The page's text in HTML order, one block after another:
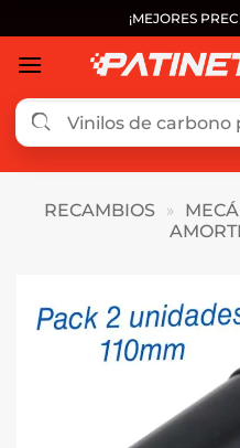
al
contenido
¡MEJORES
RECAMBIOS »